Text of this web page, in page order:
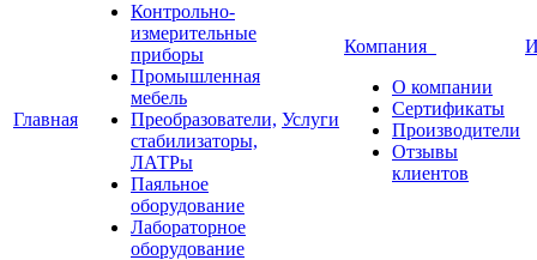
Главная
Контрольно-
измерительные
приборы
Промышленная
мебель
Преобразователи,
стабилизаторы,
ЛАТРы
Паяльное
оборудование
Лабораторное
оборудование
Услуги
Компания
О компании
Сертификаты
Производители
Отзывы
клиентов